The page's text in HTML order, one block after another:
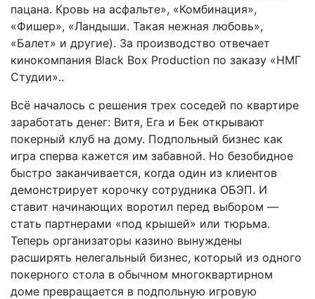
пацана. Кровь на асфальте», «Комбинация»,
«Фишер», «Ландыши. Такая нежная любовь»,
«Балет»‎ и другие). За производство отвечает
кинокомпания Black Box Production по заказу «НМГ
Студии»..
Всё началось с решения трех соседей по квартире
заработать денег: Витя, Ега и Бек открывают
покерный клуб на дому. Подпольный бизнес как
игра сперва кажется им забавной. Но безобидное
быстро заканчивается, когда один из клиентов
демонстрирует корочку сотрудника ОБЭП. И
ставит начинающих воротил перед выбором —
стать партнерами «под крышей» или тюрьма.
Теперь организаторы казино вынуждены
расширять нелегальный бизнес, который из одного
покерного стола в обычном многоквартирном
доме превращается в подпольную игровую